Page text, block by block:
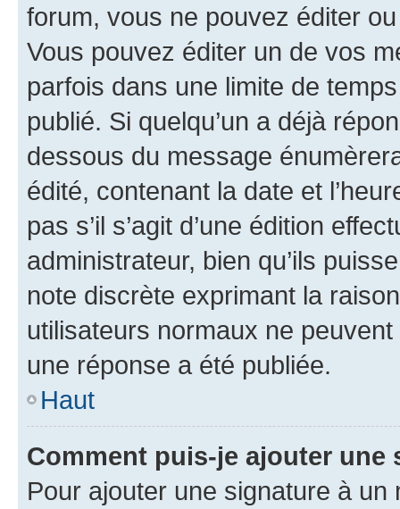
forum, vous ne pouvez éditer
Vous pouvez éditer un de vos
parfois dans une limite de
publié. Si quelqu’un a déjà
dessous du message
édité, contenant la date et
pas s’il s’agit d’une édition
administrateur, bien qu’ils
note discrète exprimant la
utilisateurs normaux ne
une réponse a été publiée.
Haut
Comment puis-je ajouter une
Pour ajouter une signature à un